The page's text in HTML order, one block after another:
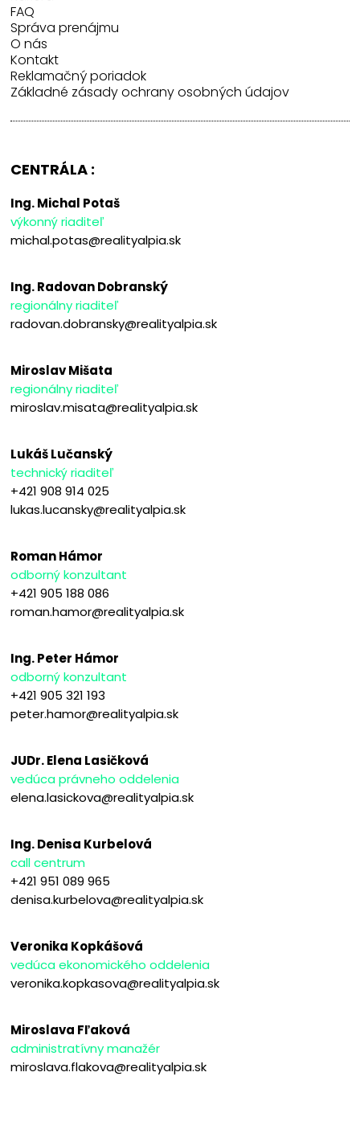
FAQ
Správa prenájmu
O nás
Kontakt
Reklamačný poriadok
Základné zásady ochrany osobných údajov
CENTRÁLA :
Ing. Michal Potaš
výkonný riaditeľ
michal.potas@realityalpia.sk
Ing. Radovan Dobranský
regionálny riaditeľ
radovan.dobransky@realityalpia.sk
Miroslav Mišata
regionálny riaditeľ
miroslav.misata@realityalpia.sk
Lukáš Lučanský
technický riaditeľ
+421 908 914 025
lukas.lucansky@realityalpia.sk
Roman Hámor
odborný konzultant
+421 905 188 086
roman.hamor@realityalpia.sk
Ing. Peter Hámor
odborný konzultant
+421 905 321 193
peter.hamor@realityalpia.sk
JUDr. Elena Lasičková
vedúca právneho oddelenia
elena.lasickova@realityalpia.sk
Ing. Denisa Kurbelová
call centrum
+421 951 089 965
denisa.kurbelova@realityalpia.sk
Veronika Kopkášová
vedúca ekonomického oddelenia
veronika.kopkasova@realityalpia.sk
Miroslava Fľaková
administratívny manažér
miroslava.flakova@realityalpia.sk